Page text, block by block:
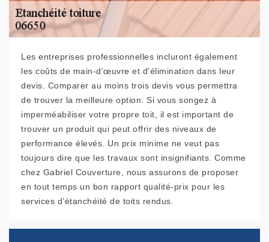
Les entreprises professionnelles incluront également
les coûts de main-d'œuvre et d'élimination dans leur
devis. Comparer au moins trois devis vous permettra
de trouver la meilleure option. Si vous songez à
imperméabiliser votre propre toit, il est important de
trouver un produit qui peut offrir des niveaux de
performance élevés. Un prix minime ne veut pas
toujours dire que les travaux sont insignifiants. Comme
chez Gabriel Couverture, nous assurons de proposer
en tout temps un bon rapport qualité-prix pour les
services d’étanchéité de toits rendus.